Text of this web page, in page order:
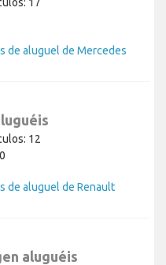
de aluguel de Mercedes
12
de aluguel de Renault
aluguéis